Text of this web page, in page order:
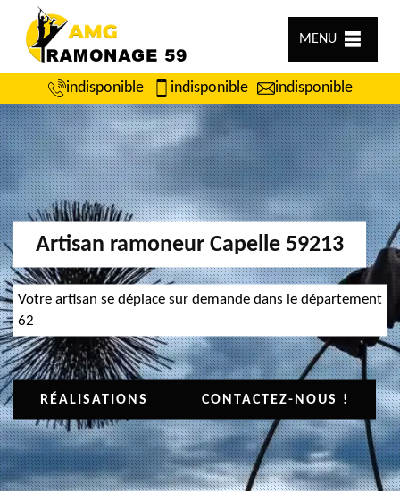
MENU
indisponible indisponible indisponible
Artisan ramoneur Capelle 59213
Votre artisan se déplace sur demande dans le département
62
RÉALISATIONS CONTACTEZ-NOUS !